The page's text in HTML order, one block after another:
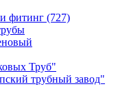
фитинг (727)
Труб"
трубный завод"